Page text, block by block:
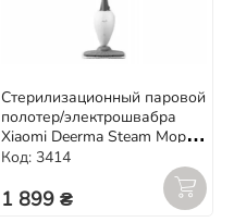
Cтерилизационный паровой
полотер/электрошвабра
Xiaomi Deerma Steam Mop
(ZQ100) White
Код: 3414
1 899 ₴